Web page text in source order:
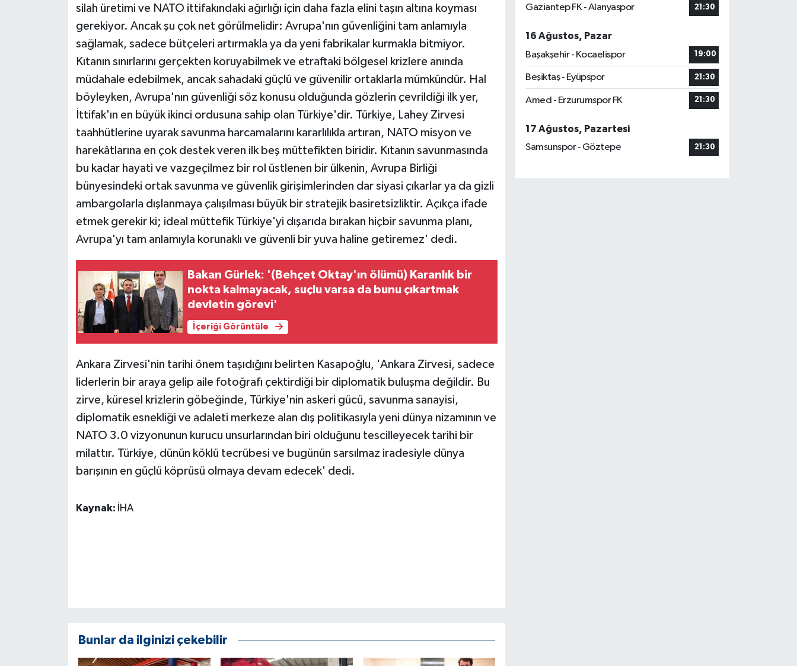
silah üretimi ve NATO ittifakındaki ağırlığı için daha fazla elini taşın altına koyması
gerekiyor. Ancak şu çok net görülmelidir: Avrupa'nın güvenliğini tam anlamıyla
sağlamak, sadece bütçeleri artırmakla ya da yeni fabrikalar kurmakla bitmiyor.
Kıtanın sınırlarını gerçekten koruyabilmek ve etraftaki bölgesel krizlere anında
müdahale edebilmek, ancak sahadaki güçlü ve güvenilir ortaklarla mümkündür. Hal
böyleyken, Avrupa'nın güvenliği söz konusu olduğunda gözlerin çevrildiği ilk yer,
İttifak'ın en büyük ikinci ordusuna sahip olan Türkiye'dir. Türkiye, Lahey Zirvesi
taahhütlerine uyarak savunma harcamalarını kararlılıkla artıran, NATO misyon ve
harekâtlarına en çok destek veren ilk beş müttefikten biridir. Kıtanın savunmasında
bu kadar hayati ve vazgeçilmez bir rol üstlenen bir ülkenin, Avrupa Birliği
bünyesindeki ortak savunma ve güvenlik girişimlerinden dar siyasi çıkarlar ya da gizli
ambargolarla dışlanmaya çalışılması büyük bir stratejik basiretsizliktir. Açıkça ifade
etmek gerekir ki; ideal müttefik Türkiye'yi dışarıda bırakan hiçbir savunma planı,
Avrupa'yı tam anlamıyla korunaklı ve güvenli bir yuva haline getiremez' dedi.
Bakan Gürlek: '(Behçet Oktay'ın ölümü) Karanlık bir
nokta kalmayacak, suçlu varsa da bunu çıkartmak
devletin görevi'
İçeriği Görüntüle
Ankara Zirvesi'nin tarihi önem taşıdığını belirten Kasapoğlu, 'Ankara Zirvesi, sadece
liderlerin bir araya gelip aile fotoğrafı çektirdiği bir diplomatik buluşma değildir. Bu
zirve, küresel krizlerin göbeğinde, Türkiye'nin askeri gücü, savunma sanayisi,
diplomatik esnekliği ve adaleti merkeze alan dış politikasıyla yeni dünya nizamının ve
NATO 3.0 vizyonunun kurucu unsurlarından biri olduğunu tescilleyecek tarihi bir
milattır. Türkiye, dünün köklü tecrübesi ve bugünün sarsılmaz iradesiyle dünya
barışının en güçlü köprüsü olmaya devam edecek' dedi.
Kaynak: İHA
Bunlar da ilginizi çekebilir
Gaziantep FK - Alanyaspor 21:30
16 Ağustos, Pazar
Başakşehir - Kocaelispor
19:00
Beşiktaş - Eyüpspor 21:30
Amed - Erzurumspor FK 21:30
17 Ağustos, Pazartesi
Samsunspor - Göztepe
21:30